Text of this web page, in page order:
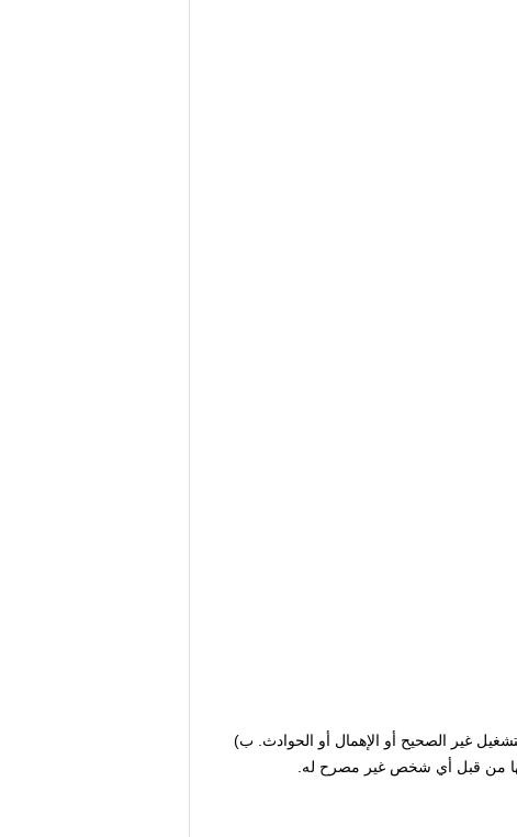
غير الصحيح أو الإهمال أو الحوادث. ب)
من قبل أي شخص غير مصرح له.